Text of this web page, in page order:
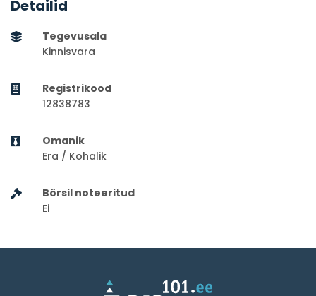
Detailid
Tegevusala
Kinnisvara
Registrikood
12838783
Omanik
Era / Kohalik
Börsil noteeritud
Ei